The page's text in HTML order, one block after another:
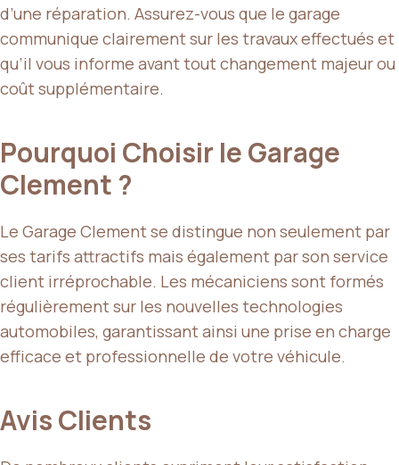
d’une réparation. Assurez-vous que le garage
communique clairement sur les travaux effectués et
qu’il vous informe avant tout changement majeur ou
coût supplémentaire.
Pourquoi Choisir le Garage
Clement ?
Le Garage Clement se distingue non seulement par
ses tarifs attractifs mais également par son service
client irréprochable. Les mécaniciens sont formés
régulièrement sur les nouvelles technologies
automobiles, garantissant ainsi une prise en charge
efficace et professionnelle de votre véhicule.
Avis Clients